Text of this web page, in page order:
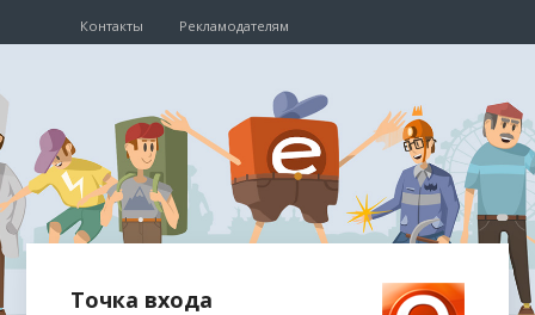
Контакты Рекламодателям
Точка входа